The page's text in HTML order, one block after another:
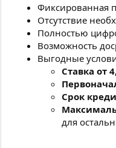
Фиксированная
Отсутствие
Полностью
Возможность
Выгодные
Ставка от
Срок
для